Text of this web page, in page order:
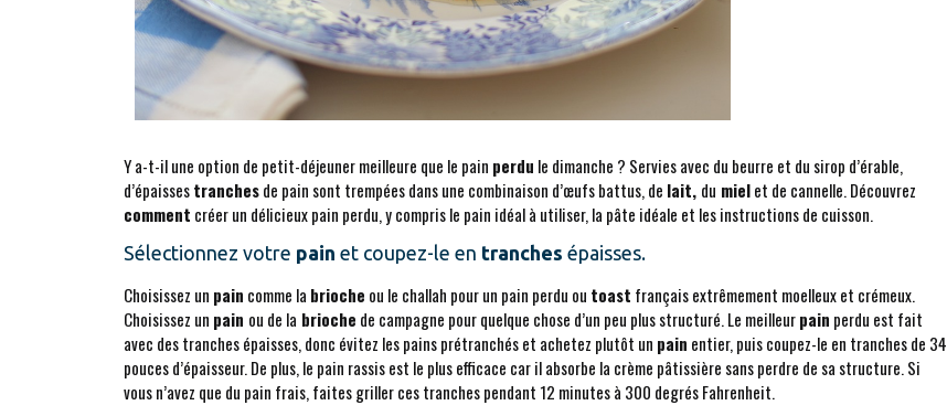
Y a-t-il une option de petit-déjeuner meilleure que le pain perdu le dimanche ? Servies avec du beurre et du sirop d’érable,
d’épaissestranchesde pain sont trempées dans une combinaison d’œufs battus, de lait, du mielet de cannelle. Découvrez
comment créer un délicieux pain perdu, y compris le pain idéal à utiliser, la pâte idéale et les instructions de cuisson.
Sélectionnez votre pain et coupez-le en tranches épaisses.
Choisissez un pain comme la brioche ou le challah pour un pain perdu ou toast français extrêmement moelleux et crémeux.
Choisissez un pain ou de la brioche de campagne pour quelque chose d’un peu plus structuré. Le meilleurpain perdu est fait
avec des tranches épaisses, donc évitez les pains prétranchés et achetez plutôt un pain entier, puis coupez-le en tranches de 34
pouces d’épaisseur. De plus, le pain rassis est le plus efficace car il absorbe la crème pâtissière sans perdre de sa structure. Si
vous n’avez que du pain frais, faites griller ces tranches pendant 12 minutes à 300 degrés Fahrenheit.